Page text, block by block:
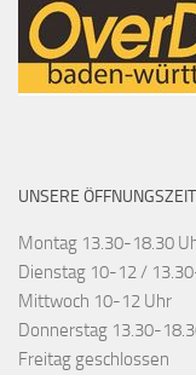
UNSERE
Montag 13.30-18.30
Dienstag 10-12 /
Mittwoch 10-12 Uhr
Donnerstag 13.30-
Freitag geschlossen